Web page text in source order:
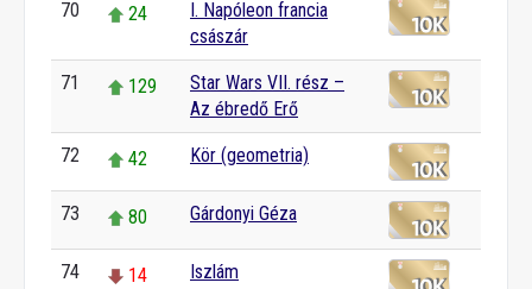
70 24
I. Napóleon francia
császár
71 129
Star Wars VII. rész –
Az ébredő Erő
72 42 Kör (geometria)
73 80 Gárdonyi Géza
74 14 Iszlám